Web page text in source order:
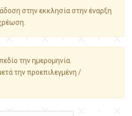
στην εκκλησία στην έναρξη
την ημερομηνία.
την προεπιλεγμένη /